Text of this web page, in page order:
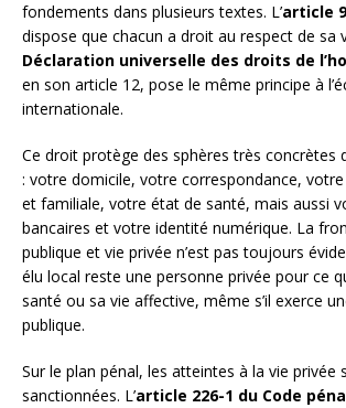
fondements dans plusieurs textes. L’article
dispose que chacun a droit au respect de sa
Déclaration universelle des droits de
en son article 12, pose le même principe à
internationale.
Ce droit protège des sphères très concrètes
: votre domicile, votre correspondance,
et familiale, votre état de santé, mais aussi
bancaires et votre identité numérique. La
publique et vie privée n’est pas toujours
élu local reste une personne privée pour ce
santé ou sa vie affective, même s’il exerce
publique.
Sur le plan pénal, les atteintes à la vie privée
sanctionnées. L’article 226-1 du Code